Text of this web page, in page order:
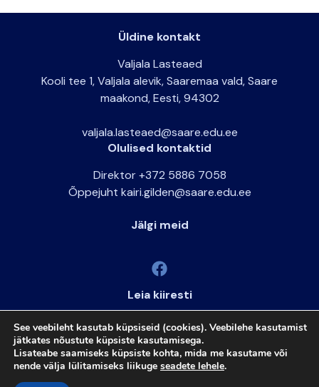
Üldine kontakt
Valjala Lasteaed
Kooli tee 1, Valjala alevik, Saaremaa vald, Saare
maakond, Eesti, 94302
valjala.lasteaed@saare.edu.ee
Olulised kontaktid
Direktor +372 5886 7058
Õppejuht kairi.gilden@saare.edu.ee
Jälgi meid
Leia kiiresti
ARNO
ELIIS
See veebileht kasutab küpsiseid (cookies). Veebilehe kasutamist
jätkates nõustute küpsiste kasutamisega.
Lisateabe saamiseks küpsiste kohta, mida me kasutame või
nende välja lülitamiseks liikuge seadete lehele.